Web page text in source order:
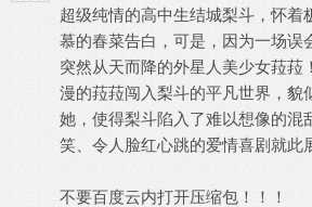
超级纯情的高中生结城梨斗，怀着
慕的春菜告白，可是，因为一场误
突然从天而降的外星人美少女菈菈
漫的菈菈闯入梨斗的平凡世界，貌
她，使得梨斗陷入了难以想像的混
笑、令人脸红心跳的爱情喜剧就此
不要百度云内打开压缩包！！！